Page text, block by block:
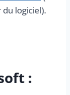
logiciel).
: